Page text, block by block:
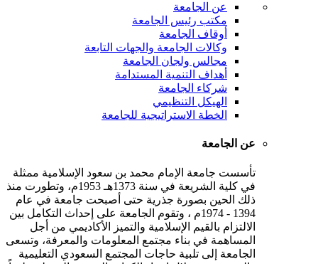
عن الجامعة
مكتب رئيس الجامعة
أوقاف الجامعة
وكالات الجامعة والجهات التابعة
مجالس ولجان الجامعة
أهداف التنمية المستدامة
شركاء الجامعة
الهيكل التنظيمي
الخطة الاستراتيجية للجامعة
عن الجامعة
تأسست جامعة الإمام محمد بن سعود الإسلامية ممثلة
في كلية الشريعة في سنة 1373هـ 1953م، وتطورت منذ
ذلك الحين بصورة جذرية حتى أصبحت جامعة في عام
1394 - 1974م ، وتقوم الجامعة على إحداث التكامل بين
الالتزام بالقيم الإسلامية والتميز الأكاديمي من أجل
المساهمة في بناء مجتمع المعلومات والمعرفة، وتسعى
الجامعة إلى تلبية حاجات المجتمع السعودي التعليمية